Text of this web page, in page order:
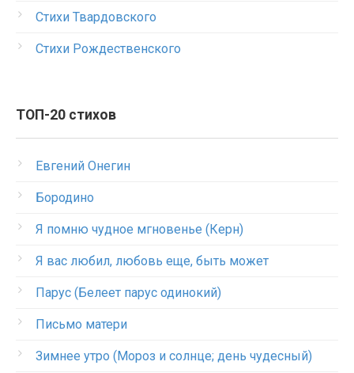
Стихи Твардовского
Стихи Рождественского
ТОП-20 стихов
Евгений Онегин
Бородино
Я помню чудное мгновенье (Керн)
Я вас любил, любовь еще, быть может
Парус (Белеет парус одинокий)
Письмо матери
Зимнее утро (Мороз и солнце; день чудесный)